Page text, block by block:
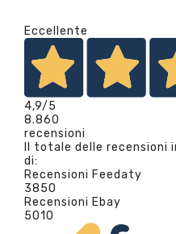
Eccellente
4,9/5
8.860
recensioni
Il totale delle recensioni
di:
Recensioni Feedaty
3850
Recensioni Ebay
5010